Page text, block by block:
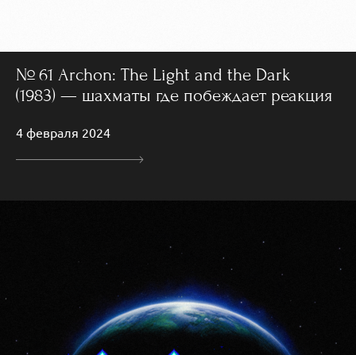
№ 61 Archon: The Light and the Dark
(1983) — шахматы где побеждает реакция
4 февраля 2024